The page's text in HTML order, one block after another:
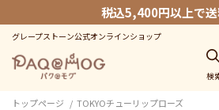
税込5,400円以上で
グレープストーン公式オンラインショップ
検
トップページ TOKYOチューリップローズ